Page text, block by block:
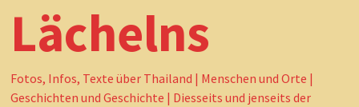
Lächelns
Fotos, Infos, Texte über Thailand | Menschen und Orte |
Geschichten und Geschichte | Diesseits und jenseits der